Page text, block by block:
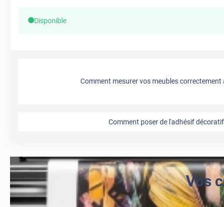
Disponible
Comment mesurer vos meubles
Comment poser de l'adhésif
Vos